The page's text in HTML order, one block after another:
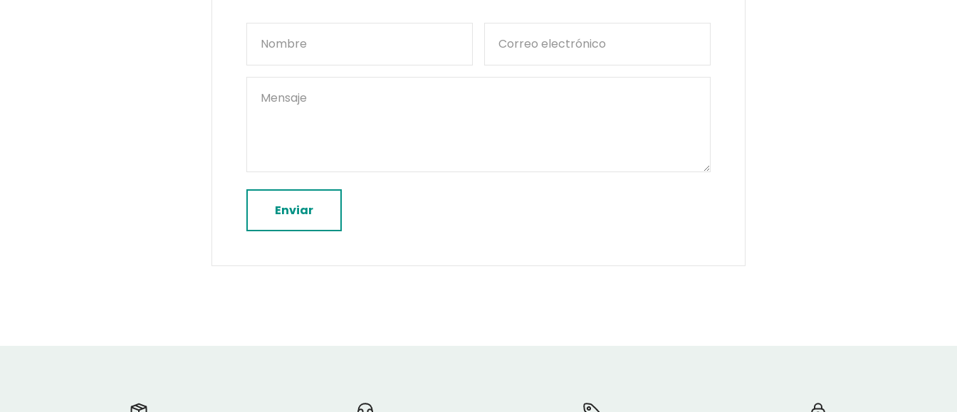
Nombre Correo electrónico
Mensaje
Enviar